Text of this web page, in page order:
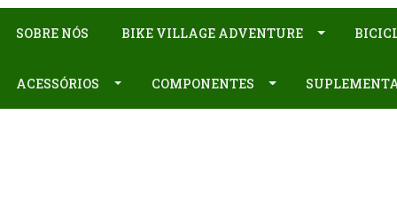
SOBRE NÓS BIKE VILLAGE ADVENTURE
ACESSÓRIOS COMPONENTES